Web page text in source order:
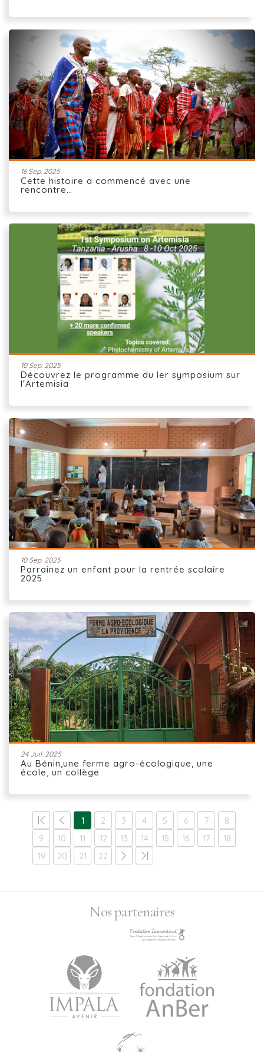
16 Sep. 2025
Cette histoire a commencé avec une
rencontre…
10 Sep. 2025
Découvrez le programme du Ier symposium sur
l'Artemisia
10 Sep. 2025
Parrainez un enfant pour la rentrée scolaire
2025
24 Juil. 2025
Au Bénin,une ferme agro-écologique, une
école, un collège
1 2 3 4 5 6 7
8
9
10 11 12 13 14 15 16 17
18
19
20 21 22
Nos partenaires